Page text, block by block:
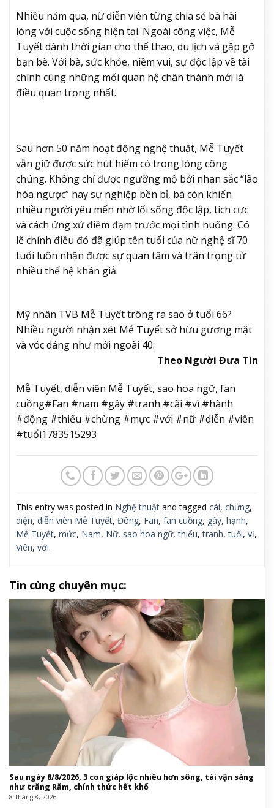
Nhiều năm qua, nữ diễn viên từng chia sẻ bà hài
lòng với cuộc sống hiện tại. Ngoài công việc, Mễ
Tuyết dành thời gian cho thể thao, du lịch và gặp gỡ
bạn bè. Với bà, sức khỏe, niềm vui, sự độc lập về tài
chính cùng những mối quan hệ chân thành mới là
điều quan trọng nhất.
Sau hơn 50 năm hoạt động nghệ thuật, Mễ Tuyết
vẫn giữ được sức hút hiếm có trong lòng công
chúng. Không chỉ được ngưỡng mộ bởi nhan sắc “lão
hóa ngược” hay sự nghiệp bền bỉ, bà còn khiến
nhiều người yêu mến nhờ lối sống độc lập, tích cực
và cách ứng xử điềm đạm trước mọi tình huống. Có
lẽ chính điều đó đã giúp tên tuổi của nữ nghệ sĩ 70
tuổi luôn nhận được sự quan tâm và trân trọng từ
nhiều thế hệ khán giả.
Mỹ nhân TVB Mễ Tuyết trông ra sao ở tuổi 66?
Nhiều người nhận xét Mễ Tuyết sở hữu gương mặt
và vóc dáng như mới ngoài 40.
Theo Người Đưa Tin
Mễ Tuyết, diễn viên Mễ Tuyết, sao hoa ngữ, fan
cuồng#Fan #nam #gây #tranh #cãi #vì #hành
#động #thiếu #chừng #mực #với #nữ #diễn #viên
#tuổi1783515293
This entry was posted in Nghệ thuật and tagged cái, chứng,
diện, diễn viên Mễ Tuyết, Đông, Fan, fan cuồng, gây, hạnh,
Mễ Tuyết, mức, Nam, Nữ, sao hoa ngữ,thiếu,tranh,tuổi, vị,
Viên, với.
Tin cùng chuyên mục:
Sau ngày 8/8/2026, 3 con giáp lộc nhiều hơn sông, tài vận sáng
như trăng Rằm, chính thức hết khổ
8 Tháng 8, 2026